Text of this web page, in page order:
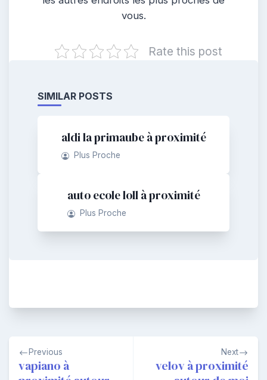
vous.
Rate this post
SIMILAR POSTS
aldi la primaube à proximité
Plus Proche
auto ecole loll à proximité
Plus Proche
Navigation
de
Previous
vapiano à
Next
velov à proximité